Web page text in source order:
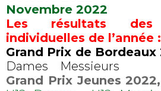
Novembre 2022
Les résultats des
individuelles de l’année :
Grand Prix de Bordeaux
Dames Messieurs
Grand Prix Jeunes